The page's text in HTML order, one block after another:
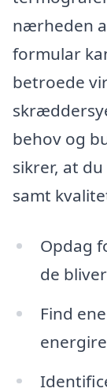
nærheden
formular
betroede
behov og
sikrer, at
samt
Opdag
de
Find